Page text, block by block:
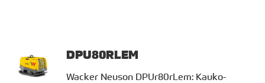
DPU80RLEM
Wacker Neuson DPUr80rLem: Kauko-